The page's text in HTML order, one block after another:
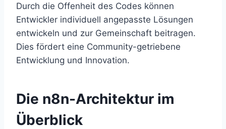
Durch die Offenheit des Codes können
Entwickler individuell angepasste Lösungen
entwickeln und zur Gemeinschaft beitragen.
Dies fördert eine Community-getriebene
Entwicklung und Innovation.
Die n8n-Architektur im
Überblick